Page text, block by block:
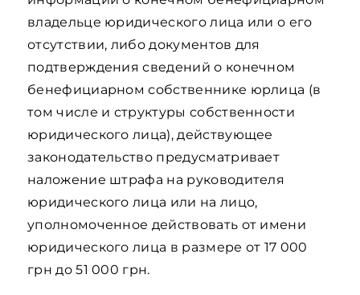
владельце юридического лица или о его
отсутствии, либо документов для
подтверждения сведений о конечном
бенефициарном собственнике юрлица (в
том числе и структуры собственности
юридического лица), действующее
законодательство предусматривает
наложение штрафа на руководителя
юридического лица или на лицо,
уполномоченное действовать от имени
юридического лица в размере от 17 000
грн до 51 000 грн.